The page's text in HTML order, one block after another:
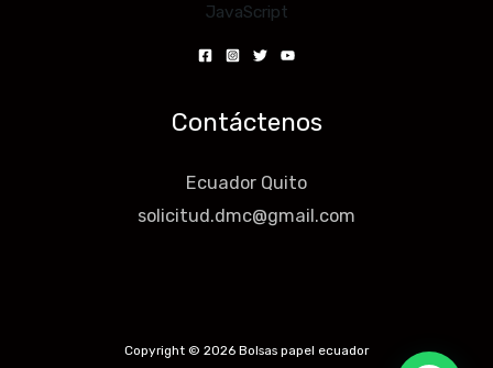
JavaScript
Contáctenos
Ecuador Quito
solicitud.dmc@gmail.com
Copyright © 2026 Bolsas papel ecuador